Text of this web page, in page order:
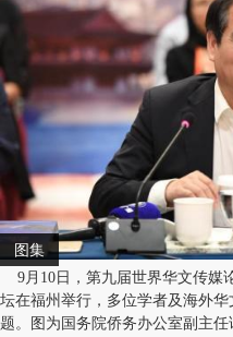
图集
9月10日，第九届世界华文传媒
坛在福州举行，多位学者及海外
题。图为国务院侨务办公室副主